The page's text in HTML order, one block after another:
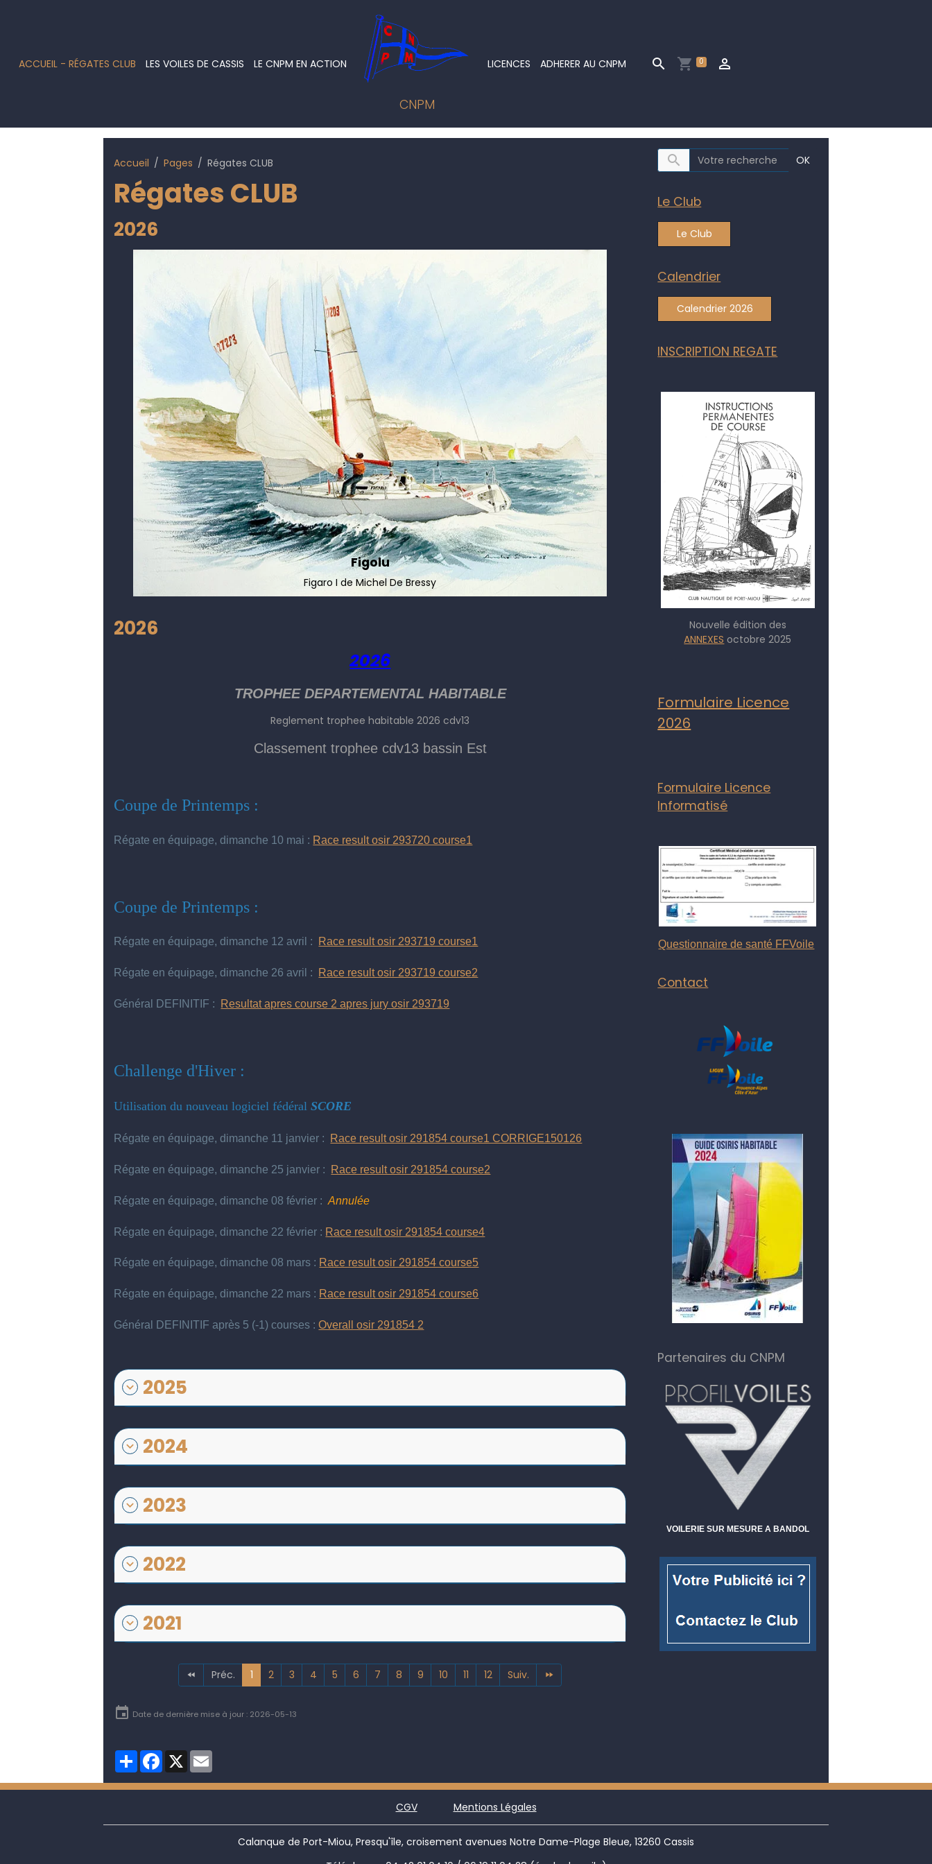
ACCUEIL - RÉGATES CLUB LES VOILES DE CASSIS LE CNPM EN ACTION
CNPM
LICENCES ADHERER AU CNPM 0
Accueil Pages Régates CLUB
Régates CLUB
2026
Figolu
Figaro I de Michel De Bressy 6 mJI de François et Jacques Dumon
2026
2026
TROPHEE DEPARTEMENTAL HABITABLE
Reglement trophee habitable 2026 cdv13
Classement trophee cdv13 bassin Est
Coupe de Printemps :
Régate en équipage, dimanche 10 mai : Race result osir 293720 course1
Coupe de Printemps :
Régate en équipage, dimanche 12 avril : Race result osir 293719 course1
Régate en équipage, dimanche 26 avril : Race result osir 293719 course2
Général DEFINITIF : Resultat apres course 2 apres jury osir 293719
Challenge d'Hiver :
Utilisation du nouveau logiciel fédéralSCORE
Régate en équipage, dimanche 11 janvier : Race result osir 291854 course1 CORRIGE150126
Régate en équipage, dimanche 25 janvier : Race result osir 291854 course2
Régate en équipage, dimanche 08 février :Annulée
Régate en équipage, dimanche 22 février : Race result osir 291854 course4
Régate en équipage, dimanche 08 mars : Race result osir 291854 course5
Régate en équipage, dimanche 22 mars : Race result osir 291854 course6
Général DEFINITIF après 5 (-1) courses :Overall osir 291854 2
2025
2024
2023
2022
2021
Préc. 1 2 3 4 5 6 7 8 9 10 11 12 Suiv.
Date de dernière mise à jour : 2026-05-13
PartagerFacebook
X
OK
Le Club
Le Club
Calendrier
Calendrier 2026
INSCRIPTION REGATE
Nouvelle édition des
ANNEXES octobre 2025
Formulaire Licence
2026
Formulaire Licence
Informatisé
Questionnaire de santé FFVoile
Contact
Partenaires du CNPM
VOILERIE SUR MESURE A BANDOL
CGV Mentions Légales
Calanque de Port-Miou, Presqu'île, croisement avenues Notre Dame-Plage Bleue, 13260 Cassis